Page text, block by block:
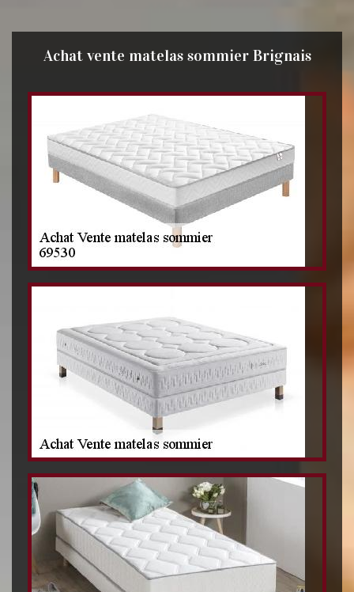
Achat vente matelas sommier Brignais